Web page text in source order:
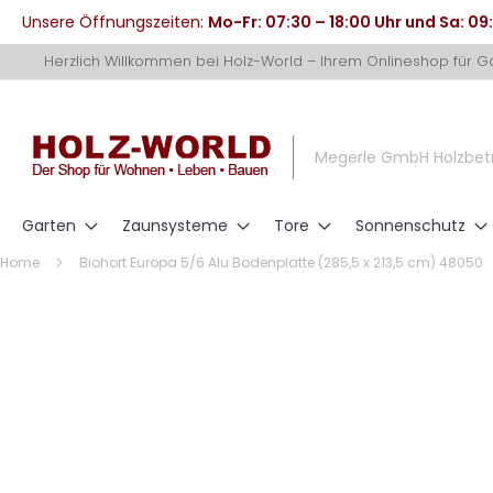
Unsere Öffnungszeiten: Mo-Fr: 07:30 – 18:00 Uhr und Sa:
zum
Herzlich Willkommen bei Holz-World – Ihrem Onlineshop für
Megerle GmbH
Garten Zaunsysteme Tore Sonnenschutz
Home Biohort Europa 5/6 Alu Bodenplatte (285,5 x 213,5 cm) 48050